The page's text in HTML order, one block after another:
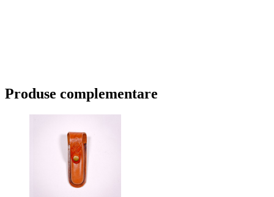
Produse complementare